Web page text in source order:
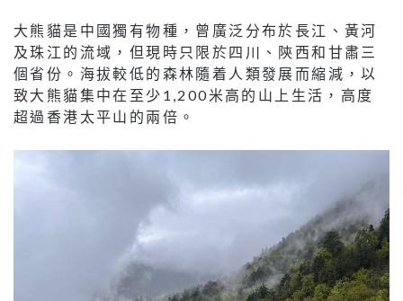
大熊貓是中國獨有物種，曾廣泛分布於長江、黃河
及珠江的流域，但現時只限於四川、陝西和甘肅三
個省份。海拔較低的森林隨着人類發展而縮減，以
致大熊貓集中在至少1,200米高的山上生活，高度
超過香港太平山的兩倍。